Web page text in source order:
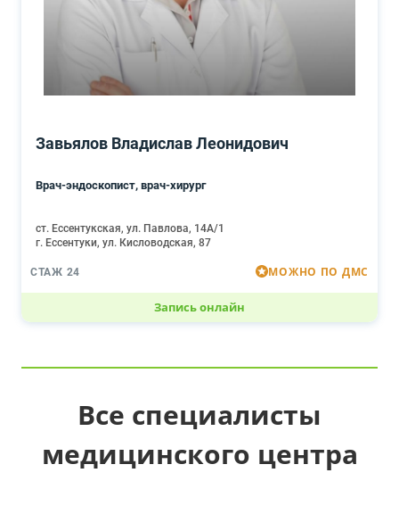
Завьялов Владислав Леонидович
Врач-эндоскопист, врач-хирург
ст. Ессентукская, ул. Павлова, 14А/1
г. Ессентуки, ул. Кисловодская, 87
СТАЖ 24 МОЖНО ПО ДМС
Запись онлайн
Все специалисты
медицинского центра